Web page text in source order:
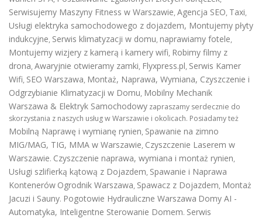
Serwisujemy Maszyny Fitness w Warszawie, Agencja SEO, Taxi,
Usługi elektryka samochodowego z dojazdem, Montujemy płyty
indukcyjne, Serwis klimatyzacji w domu, naprawiamy fotele,
Montujemy wizjery z kamerą i kamery wifi, Robimy filmy z
drona, Awaryjnie otwieramy zamki, Flyxpress.pl, Serwis Kamer
Wifi, SEO Warszawa, Montaż, Naprawa, Wymiana, Czyszczenie i
Odgrzybianie Klimatyzacji w Domu, Mobilny Mechanik
Warszawa & Elektryk Samochodowy zapraszamy serdecznie do
skorzystania z naszych usług w Warszawie i okolicach. Posiadamy też
Mobilną Naprawę i wymianę rynien, Spawanie na zimno
MIG/MAG, TIG, MMA w Warszawie, Czyszczenie Laserem w
Warszawie. Czyszczenie naprawa, wymiana i montaż rynien,
Usługi szlifierką kątową z Dojazdem, Spawanie i Naprawa
Kontenerów Ogrodnik Warszawa, Spawacz z Dojazdem, Montaż
Jacuzi i Sauny. Pogotowie Hydrauliczne Warszawa Domy AI -
Automatyka, Inteligentne Sterowanie Domem. Serwis